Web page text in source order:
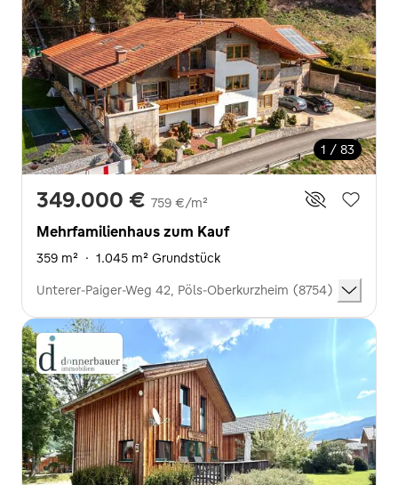
1 / 83
349.000 € 759 €/m²
Mehrfamilienhaus zum Kauf
359 m² · 1.045 m² Grundstück
Unterer-Paiger-Weg 42, Pöls-Oberkurzheim (8754)